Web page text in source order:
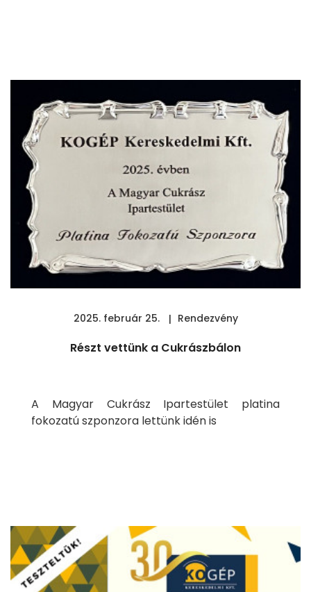
2025. február 25. Rendezvény
Részt vettünk a Cukrászbálon
A Magyar Cukrász Ipartestület platina
fokozatú szponzora lettünk idén is